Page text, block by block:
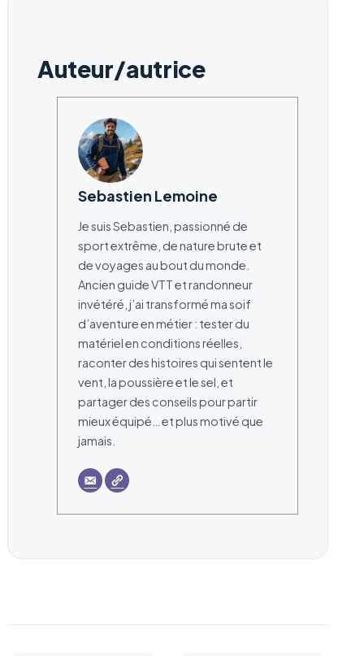
Auteur/autrice
Sebastien Lemoine
Je suis Sebastien, passionné de
sport extrême, de nature brute et
de voyages au bout du monde.
Ancien guide VTT et randonneur
invétéré, j’ai transformé ma soif
d’aventure en métier : tester du
matériel en conditions réelles,
raconter des histoires qui sentent le
vent, la poussière et le sel, et
partager des conseils pour partir
mieux équipé… et plus motivé que
jamais.